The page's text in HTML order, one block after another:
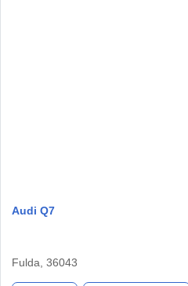
Audi Q7
Fulda, 36043